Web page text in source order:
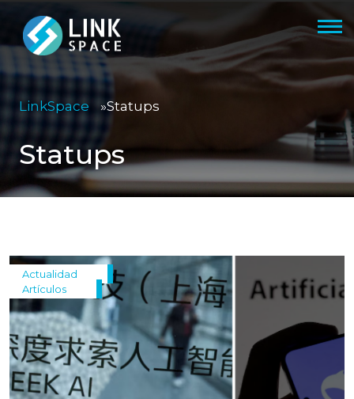
LinkSpace »Statups
Statups
Actualidad
Artículos